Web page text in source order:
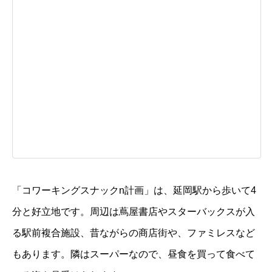
「コワーキングスナックn計画」は、延岡駅から歩いて4
分と好立地です。周辺は蔦屋書店やスターバックスが入
る駅前複合施設、 昔ながらの商店街や、ファミレスなど
もあります。隣はスーパーなので、 昼食を買って食べて